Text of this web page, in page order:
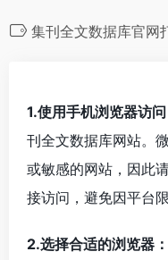
集刊全文数据库官网
1.使用手机浏览器访问
刊全文数据库网站。
或敏感的网站，因此
接访问，避免因平台
2.选择合适的浏览器：